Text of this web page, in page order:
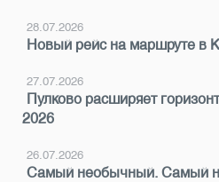
28.07.2026
Новый рейс на маршруте в
27.07.2026
Пулково расширяет
2026
26.07.2026
Самый необычный. Самый